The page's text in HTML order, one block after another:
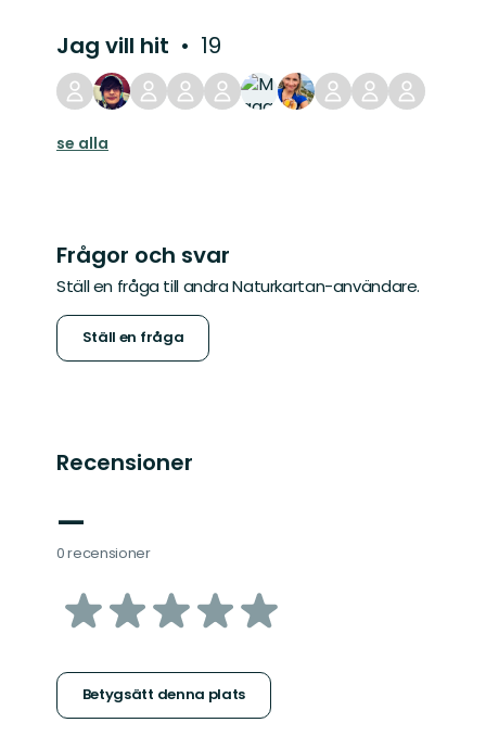
Jag vill hit 19
se alla
Frågor och svar
Ställ en fråga till andra Naturkartan-användare.
Ställ en fråga
Recensioner
—
0 recensioner
av
stjärnor
Betygsätt denna plats